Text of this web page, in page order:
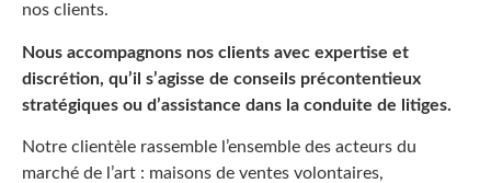
nos clients.
Nous accompagnons nos clients avec expertise et
discrétion, qu’il s’agisse de conseils précontentieux
stratégiques ou d’assistance dans la conduite de litiges.
Notre clientèle rassemble l’ensemble des acteurs du
marché de l’art : maisons de ventes volontaires,